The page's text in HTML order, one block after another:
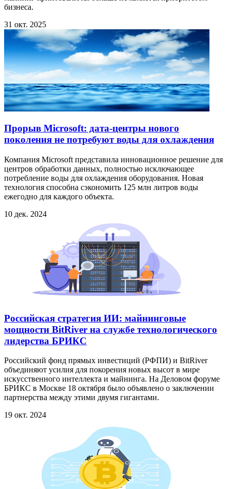
бизнеса.
31 окт. 2025
Прорыв Microsoft: дата-центры нового
поколения не потребуют воды для охлаждения
Компания Microsoft представила инновационное решение для
центров обработки данных, полностью исключающее
потребление воды для охлаждения оборудования. Новая
технология способна сэкономить 125 млн литров воды
ежегодно для каждого объекта.
10 дек. 2024
Российская стратегия ИИ: майнинговые
мощности BitRiver на службе технологического
лидерства БРИКС
Российский фонд прямых инвестиций (РФПИ) и BitRiver
объединяют усилия для покорения новых высот в мире
искусственного интеллекта и майнинга. На Деловом форуме
БРИКС в Москве 18 октября было объявлено о заключении
партнерства между этими двумя гигантами.
19 окт. 2024